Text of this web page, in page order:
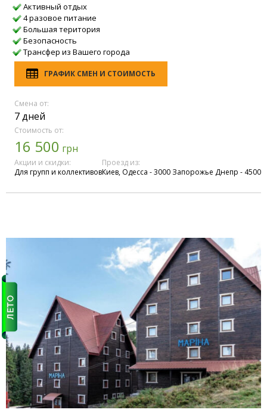
Активный отдых
4 разовое питание
Большая територия
Безопасность
Трансфер из Вашего города
ГРАФИК СМЕН И СТОИМОСТЬ
Смена от:
7 дней
Стоимость от:
16 500 грн
Акции и скидки:
Для групп и коллективов
Проезд из:
Киев, Одесса - 3000 Запорожье Днепр - 4500